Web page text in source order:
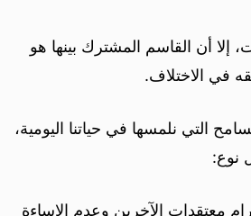
إلا أن القاسم المشترك بينها هو
في الاختلاف.
التي نلمسها في حياتنا اليومية،
نوع:
معتقدات الآخرين وعدم الإساءة